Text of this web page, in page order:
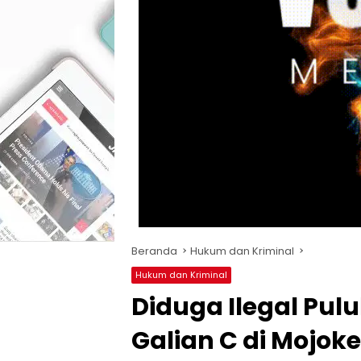
Beranda Hukum dan Kriminal
Hukum dan Kriminal
Diduga Ilegal
Galian C di